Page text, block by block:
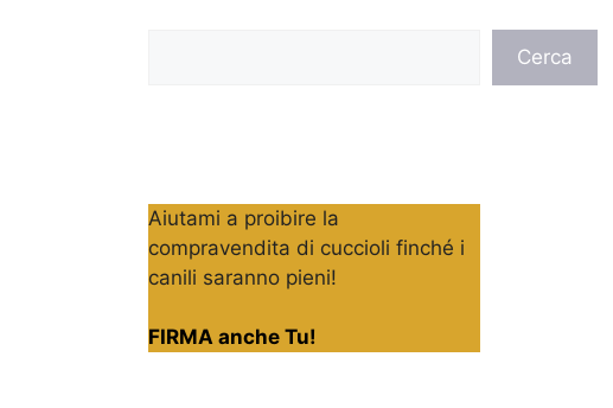
Cerca
Aiutami a proibire la
compravendita di cuccioli finché i
canili saranno pieni!
FIRMA anche Tu!